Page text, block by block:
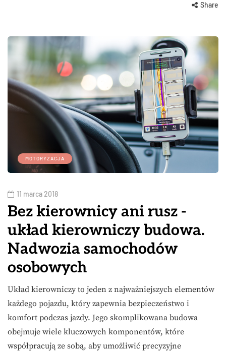
Share
MOTORYZACJA
11 marca 2018
Bez kierownicy ani rusz -
układ kierowniczy budowa.
Nadwozia samochodów
osobowych
Układ kierowniczy to jeden z najważniejszych elementów
każdego pojazdu, który zapewnia bezpieczeństwo i
komfort podczas jazdy. Jego skomplikowana budowa
obejmuje wiele kluczowych komponentów, które
współpracują ze sobą, aby umożliwić precyzyjne